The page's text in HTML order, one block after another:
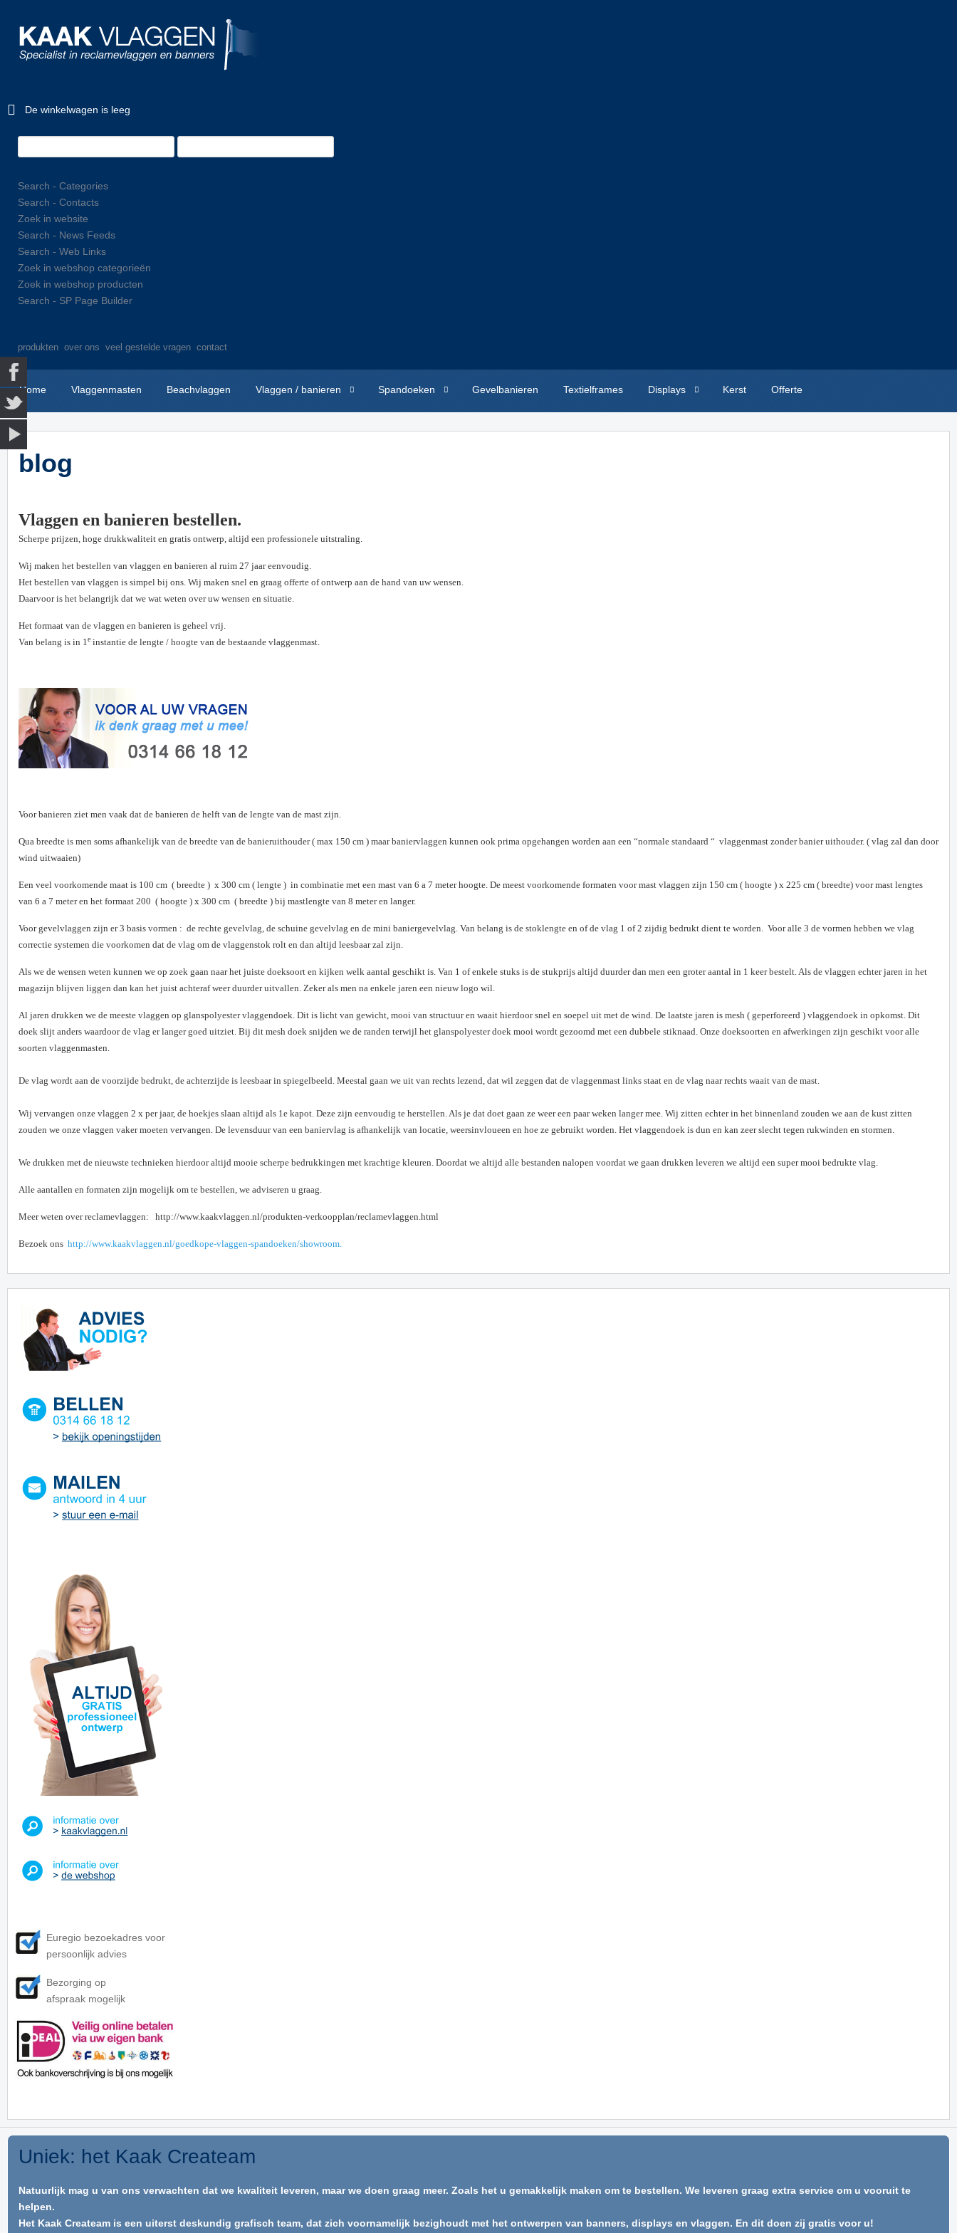
De winkelwagen is leeg
Search - Categories
Search - Contacts
Zoek in website
Search - News Feeds
Search - Web Links
Zoek in webshop categorieën
Zoek in webshop producten
Search - SP Page Builder
produkten over ons veel gestelde vragen contact
Home Vlaggenmasten Beachvlaggen Vlaggen / banieren Spandoeken Gevelbanieren Textielframes Displays Kerst Offerte
blog
Vlaggen en banieren bestellen.
Scherpe prijzen, hoge drukkwaliteit en gratis ontwerp, altijd een professionele uitstraling.
Wij maken het bestellen van vlaggen en banieren al ruim 27 jaar eenvoudig.
Het bestellen van vlaggen is simpel bij ons. Wij maken snel en graag offerte of ontwerp aan de hand van uw wensen.
Daarvoor is het belangrijk dat we wat weten over uw wensen en situatie.
Het formaat van de vlaggen en banieren is geheel vrij.
Van belang is in 1e instantie de lengte / hoogte van de bestaande vlaggenmast.
Voor banieren ziet men vaak dat de banieren de helft van de lengte van de mast zijn.
Qua breedte is men soms afhankelijk van de breedte van de banieruithouder ( max 150 cm ) maar baniervlaggen kunnen ook prima opgehangen worden aan een “normale standaard “ vlaggenmast zonder banier uithouder. ( vlag zal dan door
wind uitwaaien)
Een veel voorkomende maat is 100 cm ( breedte ) x 300 cm ( lengte ) in combinatie met een mast van 6 a 7 meter hoogte. De meest voorkomende formaten voor mast vlaggen zijn 150 cm ( hoogte ) x 225 cm ( breedte) voor mast lengtes
van 6 a 7 meter en het formaat 200 ( hoogte ) x 300 cm ( breedte ) bij mastlengte van 8 meter en langer.
Voor gevelvlaggen zijn er 3 basis vormen : de rechte gevelvlag, de schuine gevelvlag en de mini baniergevelvlag. Van belang is de stoklengte en of de vlag 1 of 2 zijdig bedrukt dient te worden. Voor alle 3 de vormen hebben we vlag
correctie systemen die voorkomen dat de vlag om de vlaggenstok rolt en dan altijd leesbaar zal zijn.
Als we de wensen weten kunnen we op zoek gaan naar het juiste doeksoort en kijken welk aantal geschikt is. Van 1 of enkele stuks is de stukprijs altijd duurder dan men een groter aantal in 1 keer bestelt. Als de vlaggen echter jaren in het
magazijn blijven liggen dan kan het juist achteraf weer duurder uitvallen. Zeker als men na enkele jaren een nieuw logo wil.
Al jaren drukken we de meeste vlaggen op glanspolyester vlaggendoek. Dit is licht van gewicht, mooi van structuur en waait hierdoor snel en soepel uit met de wind. De laatste jaren is mesh ( geperforeerd ) vlaggendoek in opkomst. Dit
doek slijt anders waardoor de vlag er langer goed uitziet. Bij dit mesh doek snijden we de randen terwijl het glanspolyester doek mooi wordt gezoomd met een dubbele stiknaad. Onze doeksoorten en afwerkingen zijn geschikt voor alle
soorten vlaggenmasten.
De vlag wordt aan de voorzijde bedrukt, de achterzijde is leesbaar in spiegelbeeld. Meestal gaan we uit van rechts lezend, dat wil zeggen dat de vlaggenmast links staat en de vlag naar rechts waait van de mast.
Wij vervangen onze vlaggen 2 x per jaar, de hoekjes slaan altijd als 1e kapot. Deze zijn eenvoudig te herstellen. Als je dat doet gaan ze weer een paar weken langer mee. Wij zitten echter in het binnenland zouden we aan de kust zitten
zouden we onze vlaggen vaker moeten vervangen. De levensduur van een baniervlag is afhankelijk van locatie, weersinvloueen en hoe ze gebruikt worden. Het vlaggendoek is dun en kan zeer slecht tegen rukwinden en stormen.
We drukken met de nieuwste technieken hierdoor altijd mooie scherpe bedrukkingen met krachtige kleuren. Doordat we altijd alle bestanden nalopen voordat we gaan drukken leveren we altijd een super mooi bedrukte vlag.
Alle aantallen en formaten zijn mogelijk om te bestellen, we adviseren u graag.
Meer weten over reclamevlaggen: http://www.kaakvlaggen.nl/produkten-verkoopplan/reclamevlaggen.html
Bezoek ons http://www.kaakvlaggen.nl/goedkope-vlaggen-spandoeken/showroom.
Euregio bezoekadres voor
persoonlijk advies
Bezorging op
afspraak mogelijk
Uniek: het Kaak Createam
Natuurlijk mag u van ons verwachten dat we kwaliteit leveren, maar we doen graag meer. Zoals het u gemakkelijk maken om te bestellen. We leveren graag extra service om u vooruit te
helpen.
Het Kaak Createam is een uiterst deskundig grafisch team, dat zich voornamelijk bezighoudt met het ontwerpen van banners, displays en vlaggen. En dit doen zij gratis voor u!